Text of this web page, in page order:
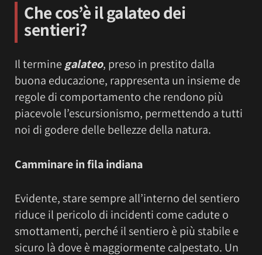
Che cos’è il galateo dei
sentieri?
Il termine galateo, preso in prestito dalla
buona educazione, rappresenta un insieme de
regole di comportamento che rendono più
piacevole l’escursionismo, permettendo a tutti
noi di godere delle bellezze della natura.
Camminare in fila indiana
Evidente, stare sempre all’interno del sentiero
riduce il pericolo di incidenti come cadute o
smottamenti, perché il sentiero è più stabile e
sicuro là dove è maggiormente calpestato. Un